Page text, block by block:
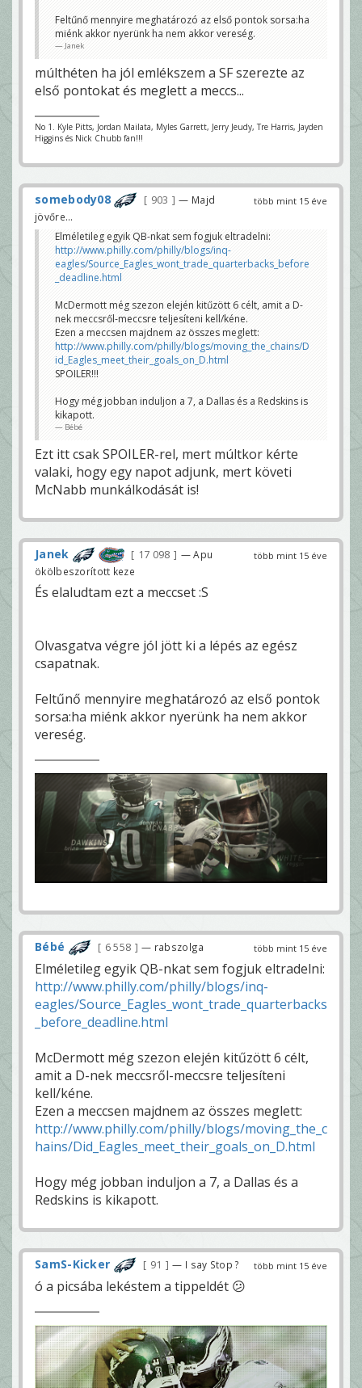
Feltűnő mennyire meghatározó az első pontok sorsa:ha
miénk akkor nyerünk ha nem akkor vereség.
Janek
múlthéten ha jól emlékszem a SF szerezte az
első pontokat és meglett a meccs...
No 1. Kyle Pitts, Jordan Mailata, Myles Garrett, Jerry Jeudy, Tre Harris, Jayden
Higgins és Nick Chubb fan!!!
több mint 15 éve
somebody08 903
— Majd
jövőre...
Elméletileg egyik QB-nkat sem fogjuk eltradelni:
http://www.philly.com/philly/blogs/inq-
eagles/Source_Eagles_wont_trade_quarterbacks_before
_deadline.html
McDermott még szezon elején kitűzött 6 célt, amit a D-
nek meccsről-meccsre teljesíteni kell/kéne.
Ezen a meccsen majdnem az összes meglett:
http://www.philly.com/philly/blogs/moving_the_chains/D
id_Eagles_meet_their_goals_on_D.html
SPOILER!!!
Hogy még jobban induljon a 7, a Dallas és a Redskins is
kikapott.
Bébé
Ezt itt csak SPOILER-rel, mert múltkor kérte
valaki, hogy egy napot adjunk, mert követi
McNabb munkálkodását is!
több mint 15 éve
Janek 17 098
— Apu
ökölbeszorított keze
És elaludtam ezt a meccset :S
Olvasgatva végre jól jött ki a lépés az egész
csapatnak.
Feltűnő mennyire meghatározó az első pontok
sorsa:ha miénk akkor nyerünk ha nem akkor
vereség.
több mint 15 éve
Bébé 6 558 — rabszolga
Elméletileg egyik QB-nkat sem fogjuk eltradelni:
http://www.philly.com/philly/blogs/inq-
eagles/Source_Eagles_wont_trade_quarterbacks
_before_deadline.html
McDermott még szezon elején kitűzött 6 célt,
amit a D-nek meccsről-meccsre teljesíteni
kell/kéne.
Ezen a meccsen majdnem az összes meglett:
http://www.philly.com/philly/blogs/moving_the_c
hains/Did_Eagles_meet_their_goals_on_D.html
Hogy még jobban induljon a 7, a Dallas és a
Redskins is kikapott.
több mint 15 éve
SamS-Kicker 91 — I say Stop ?
ó a picsába lekéstem a tippeldét 😕